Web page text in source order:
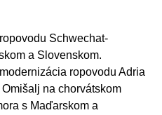
Schwechat-
a Slovenskom.
ropovodu Adria
na chorvátskom
s Maďarskom a